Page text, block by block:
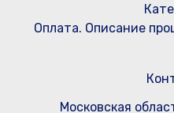
Оплата. Описание
Московская